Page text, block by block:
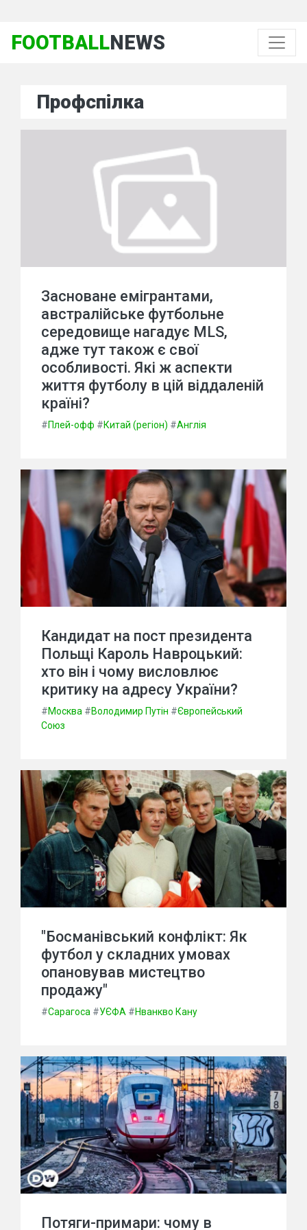
FOOTBALLNEWS
Профспілка
Засноване емігрантами,
австралійське футбольне
середовище нагадує MLS,
адже тут також є свої
особливості. Які ж аспекти
життя футболу в цій віддаленій
країні?
#Плей-офф #Китай (регіон) #Англія
Кандидат на пост президента
Польщі Кароль Навроцький:
хто він і чому висловлює
критику на адресу України?
#Москва #Володимир Путін #Європейський
Союз
"Босманівський конфлікт: Як
футбол у складних умовах
опановував мистецтво
продажу"
#Сарагоса #УЄФА #Нванкво Кану
Потяги-примари: чому в